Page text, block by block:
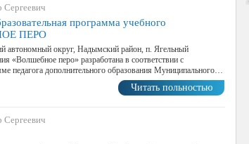
программа учебного
ПЕРО
автономный округ, Надымский район, п. Ягельный
«Волшебное перо» разработана в соответствии с
педагога дополнительного образования Муниципального…
Читать польностью